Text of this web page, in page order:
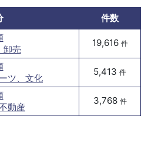
件数
卸売
19,616 件
ツ、文化
5,413 件
動産
3,768 件